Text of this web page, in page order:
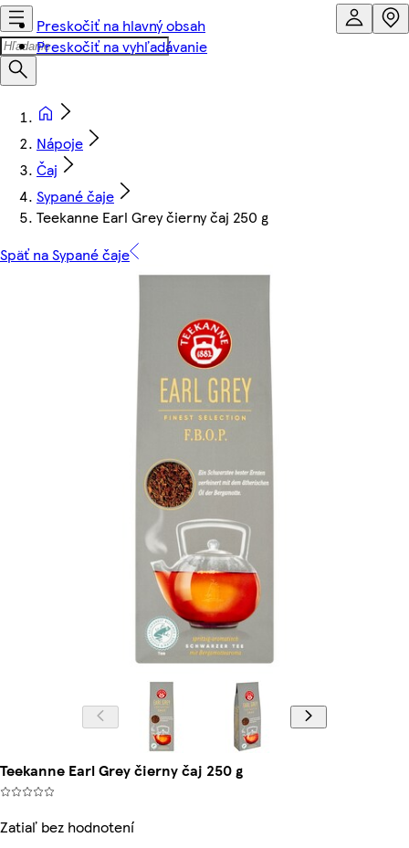
Preskočiť na hlavný obsah
Preskočiť na vyhľadávanie
Nápoje
Čaj
Sypané čaje
Teekanne Earl Grey čierny čaj 250 g
Späť na Sypané čaje
Teekanne Earl Grey čierny čaj 250 g
Zatiaľ bez hodnotení